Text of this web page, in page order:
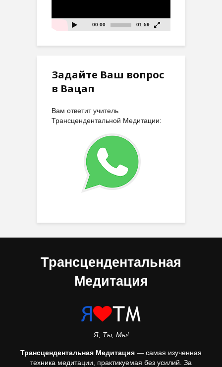
00:00 01:59
Задайте Ваш вопрос
в Вацап
Вам ответит учитель
Трансцендентальной Медитации:
Трансцендентальная
Медитация
Я, Ты, Мы!
Трансцендентальная Медитация — самая изученная
техника медитации, практикуемая без усилий. За